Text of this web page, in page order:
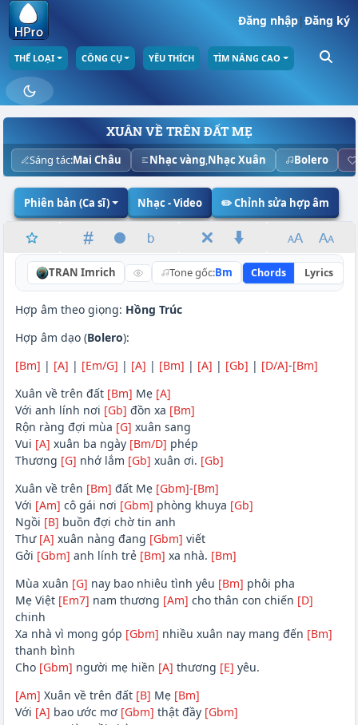
Đăng nhập|Đăng ký
THỂ LOẠI CÔNG CỤ YÊU THÍCH TÌM NÂNG CAO
XUÂN VỀ TRÊN ĐẤT MẸ
Sáng tác:Mai Châu Nhạc vàng,Nhạc Xuân Bolero
Phiên bản (Ca sĩ) Nhạc - Video ✏️ Chỉnh sửa hợp âm
TRAN Imrich Tone gốc:Bm Chords Lyrics
Hợp âm theo giọng: Hồng Trúc
Hợp âm dạo (Bolero):
[Bm] | [A] | [Em/G] | [A] | [Bm] | [A] | [Gb] | [D/A]-[Bm]
Xuân về trên đất [Bm] Mẹ [A]
Với anh lính nơi [Gb] đồn xa [Bm]
Rộn ràng đợi mùa [G] xuân sang
Vui [A] xuân ba ngày [Bm/D] phép
Thương [G] nhớ lắm [Gb] xuân ơi. [Gb]
Xuân về trên [Bm] đất Mẹ [Gbm]-[Bm]
Với [Am] cô gái nơi [Gbm] phòng khuya [Gb]
Ngồi [B] buồn đợi chờ tin anh
Thư [A] xuân nàng đang [Gbm] viết
Gởi [Gbm] anh lính trẻ [Bm] xa nhà. [Bm]
Mùa xuân [G] nay bao nhiêu tình yêu [Bm] phôi pha
Mẹ Việt [Em7] nam thương [Am] cho thân con chiến [D]
chinh
Xa nhà vì mong góp [Gbm] nhiều xuân nay mang đến [Bm]
thanh bình
Cho [Gbm] người mẹ hiền [A] thương [E] yêu.
[Am] Xuân về trên đất [B] Mẹ [Bm]
Với [A] bao ước mơ [Gbm] thật đầy [Gbm]